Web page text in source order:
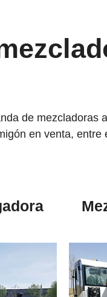
de
en venta, entre